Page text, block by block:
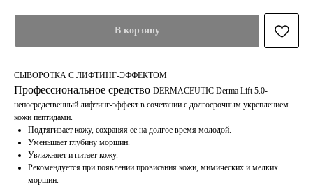
В корзину
СЫВОРОТКА С ЛИФТИНГ-ЭФФЕКТОМ
Профессиональное средство DERMACEUTIC Derma Lift 5.0-
непосредственный лифтинг-эффект в сочетании с долгосрочным укреплением
кожи пептидами.
Подтягивает кожу, сохраняя ее на долгое время молодой.
Уменьшает глубину морщин.
Увлажняет и питает кожу.
Рекомендуется при появлении провисания кожи, мимических и мелких
морщин.